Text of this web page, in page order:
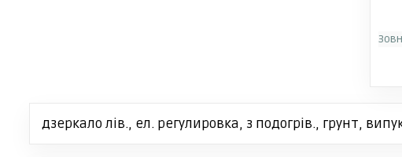
дзеркало лів., ел. регулировка, з подогрів., грунт,